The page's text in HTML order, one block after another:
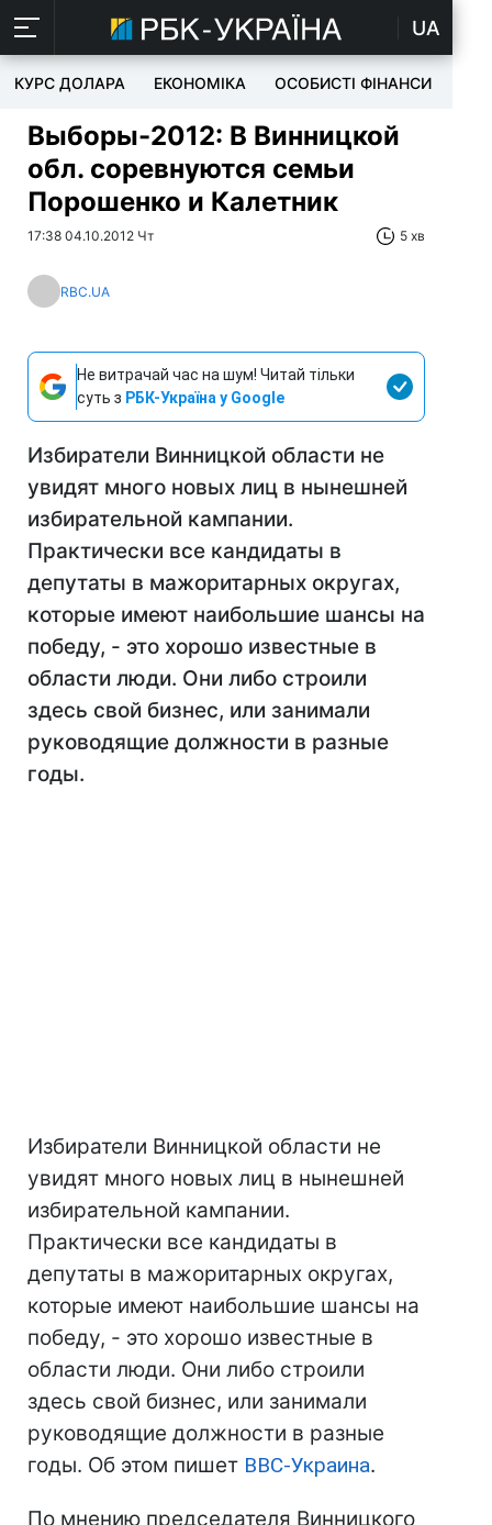
UA
КУРС ДОЛАРА ЕКОНОМІКА ОСОБИСТІ ФІНАНСИ
Выборы-2012: В Винницкой
обл. соревнуются семьи
Порошенко и Калетник
17:38 04.10.2012 Чт 5 хв
RBC.UA
Не витрачай час на шум! Читай тільки
суть з РБК-Україна у Google
Избиратели Винницкой области не
увидят много новых лиц в нынешней
избирательной кампании.
Практически все кандидаты в
депутаты в мажоритарных округах,
которые имеют наибольшие шансы на
победу, - это хорошо известные в
области люди. Они либо строили
здесь свой бизнес, или занимали
руководящие должности в разные
годы.
Избиратели Винницкой области не
увидят много новых лиц в нынешней
избирательной кампании.
Практически все кандидаты в
депутаты в мажоритарных округах,
которые имеют наибольшие шансы на
победу, - это хорошо известные в
области люди. Они либо строили
здесь свой бизнес, или занимали
руководящие должности в разные
годы. Об этом пишет ВВС-Украина.
По мнению председателя Винницкого